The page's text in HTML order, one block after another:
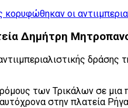
Δημήτρη
δράσης
των Τρικάλων σε
στην πλατεία